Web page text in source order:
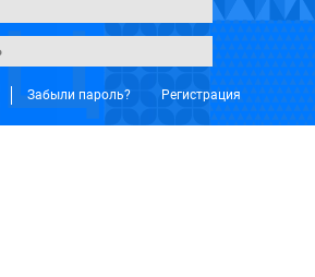
Забыли пароль? Регистрация